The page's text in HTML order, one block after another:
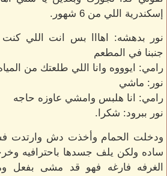
إسكندرية اللي من 6 شهور.
نور بدهشه: اهااا بس انت اللي كنت
جنبنا في المطعم
رامي: ايوووه وانا اللي طلعتك من
نور: ماشي
رامي: انا هلبس وامشي عاوزه حاجه
نور ببرود: شكرا.
ودخلت الحمام وأخذت دش وارتدت
ساده ولكن يلف جسدها باحترافيه
الغرفه فارغه فهو قد مشى بفعل